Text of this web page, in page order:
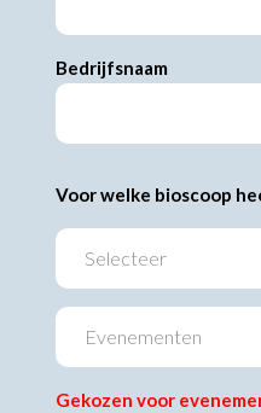
Bedrijfsnaam
Voor welke bioscoop
Gekozen voor